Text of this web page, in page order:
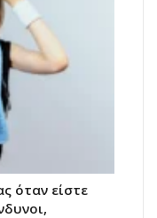
όταν είστε